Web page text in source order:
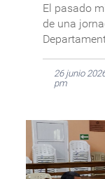
El pasado
de una
26 junio
pm